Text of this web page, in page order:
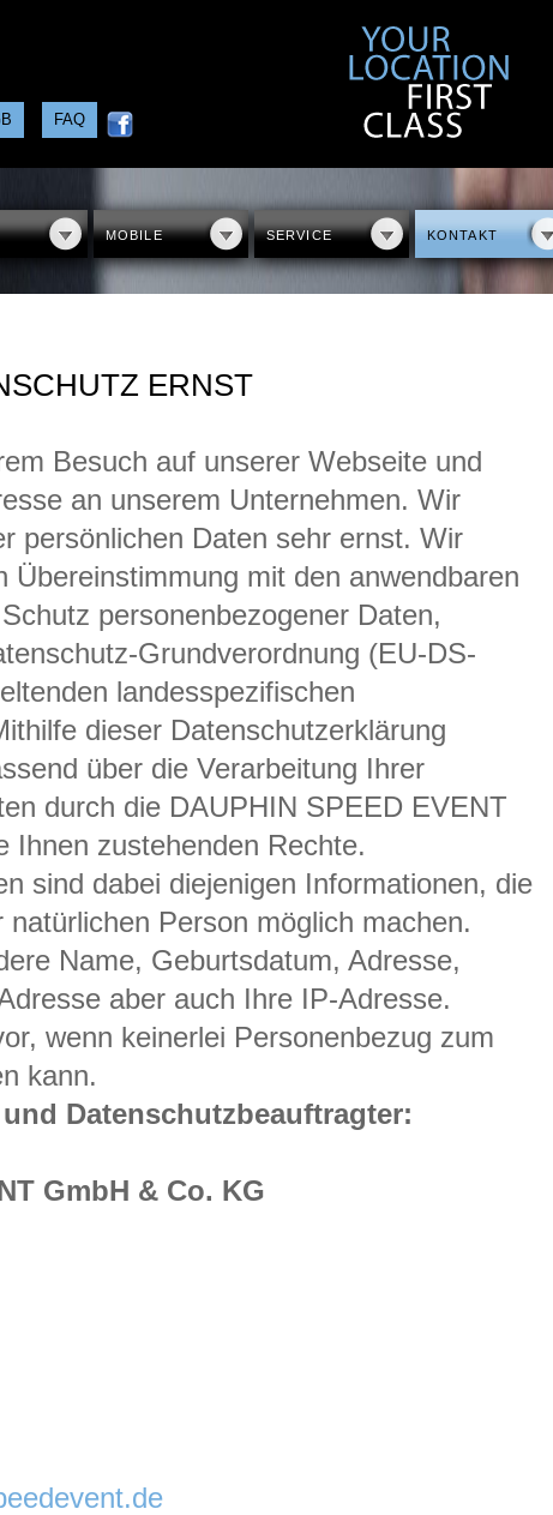
FAQ
MOBILE SERVICE KONTAKT
ERNST
Besuch auf unserer Webseite und
an unserem Unternehmen. Wir
persönlichen Daten sehr ernst. Wir
Übereinstimmung mit den anwendbaren
personenbezogener Daten,
Grundverordnung (EU-DS-
landesspezifischen
dieser Datenschutzerklärung
über die Verarbeitung Ihrer
durch die DAUPHIN SPEED EVENT
Ihnen zustehenden Rechte.
sind dabei diejenigen Informationen, die
Person möglich machen.
Name, Geburtsdatum, Adresse,
aber auch Ihre IP-Adresse.
wenn keinerlei Personenbezug zum
kann.
Datenschutzbeauftragter:
GmbH & Co. KG